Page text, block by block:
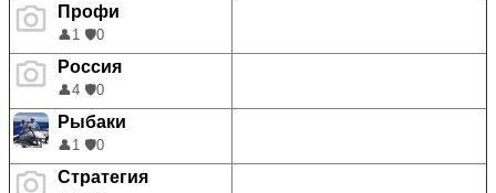
Профи
👤1 🛡️0
Россия
👤4 🛡️0
Рыбаки
👤1 🛡️0
Стратегия